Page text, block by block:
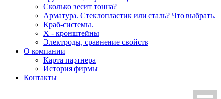
Сколько весит тонна?
Арматура. Стеклопластик или сталь? Что выбрать.
Краб-системы.
Х - кронштейны
Электроды, сравнение свойств
О компании
Карта партнера
История фирмы
Контакты